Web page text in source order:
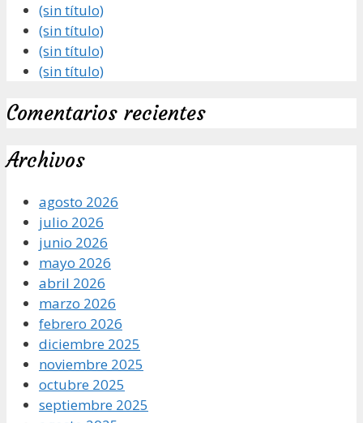
(sin título)
(sin título)
(sin título)
(sin título)
Comentarios recientes
Archivos
agosto 2026
julio 2026
junio 2026
mayo 2026
abril 2026
marzo 2026
febrero 2026
diciembre 2025
noviembre 2025
octubre 2025
septiembre 2025